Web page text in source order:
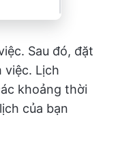
Sau đó, đặt
việc. Lịch
khoảng thời
của bạn